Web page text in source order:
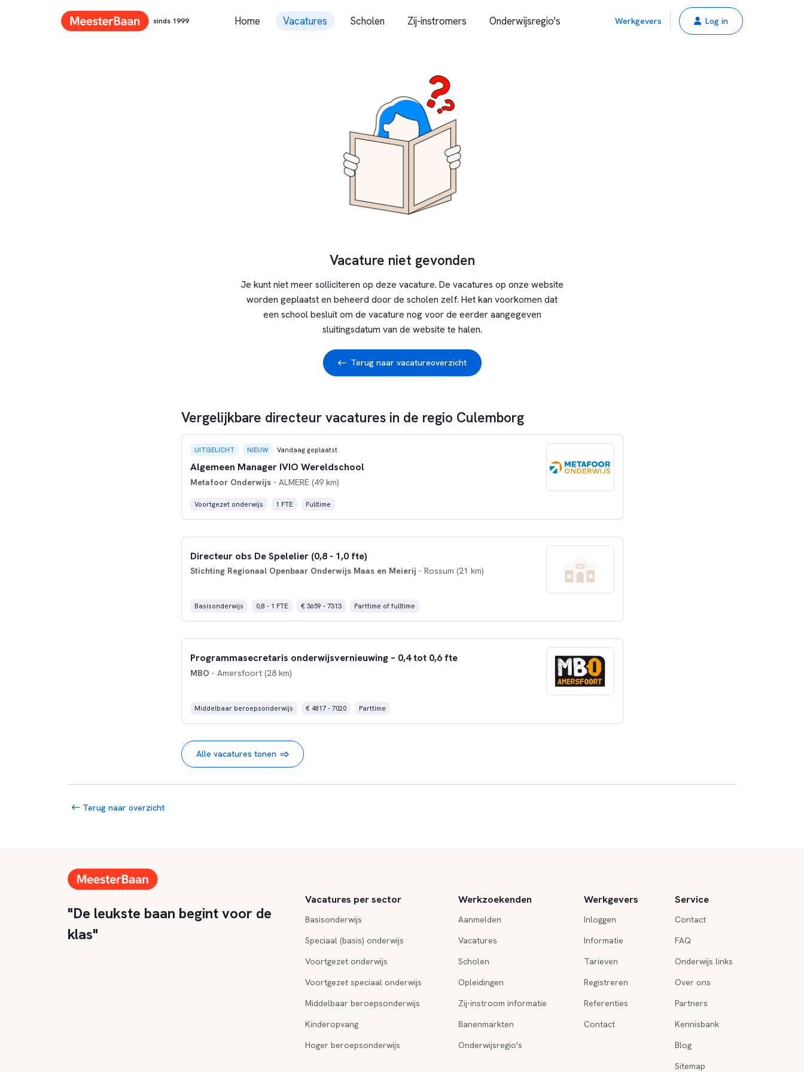
sinds 1999 Home Vacatures Scholen Zij-instromers Onderwijsregio's Werkgevers Log in
Vacature niet gevonden
Je kunt niet meer solliciteren op deze vacature. De vacatures op onze website
worden geplaatst en beheerd door de scholen zelf. Het kan voorkomen dat
een school besluit om de vacature nog voor de eerder aangegeven
sluitingsdatum van de website te halen.
Terug naar vacatureoverzicht
Vergelijkbare directeur vacatures in de regio Culemborg
UITGELICHT NIEUW Vandaag geplaatst
Algemeen Manager IVIO Wereldschool
Metafoor Onderwijs- ALMERE (49 km)
Voortgezet onderwijs 1 FTE Fulltime
Directeur obs De Spelelier (0,8 - 1,0 fte)
Stichting Regionaal Openbaar Onderwijs Maas en Meierij - Rossum (21 km)
Basisonderwijs 0,8 - 1 FTE € 3659 - 7313 Parttime of fulltime
Programmasecretaris onderwijsvernieuwing – 0,4 tot 0,6 fte
MBO - Amersfoort (28 km)
Middelbaar beroepsonderwijs € 4817 - 7020 Parttime
Alle vacatures tonen
Terug naar overzicht
"De leukste baan begint voor de
klas"
Vacatures per sector
Basisonderwijs
Speciaal (basis) onderwijs
Voortgezet onderwijs
Voortgezet speciaal onderwijs
Middelbaar beroepsonderwijs
Kinderopvang
Hoger beroepsonderwijs
Werkzoekenden
Aanmelden
Vacatures
Scholen
Opleidingen
Zij-instroom informatie
Banenmarkten
Onderwijsregio's
Werkgevers
Inloggen
Informatie
Tarieven
Registreren
Referenties
Contact
Service
Contact
FAQ
Onderwijs links
Over ons
Partners
Kennisbank
Blog
Sitemap